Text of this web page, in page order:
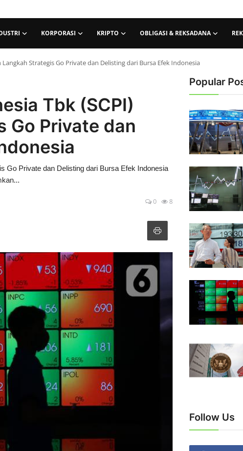
KORPORASI KRIPTO OBLIGASI & REKSADANA
Strategis Go Private dan Delisting dari Bursa Efek Indonesia
Tbk (SCPI)
Go Private dan
Go Private dan Delisting dari Bursa Efek Indonesia
0 8
Popular
Follow Us